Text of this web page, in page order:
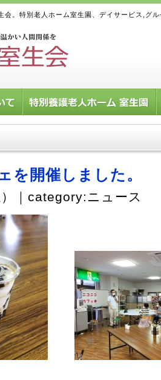
会。特別老人ホーム室生園、デイサービス,グ
を開催しました。
｜category:ニュース